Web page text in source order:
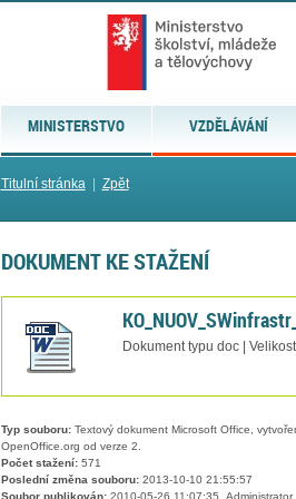
MINISTERSTVO VZDĚLÁVÁNÍ
Titulní stránka| Zpět
DOKUMENT KE STAŽENÍ
Dokument typu doc |
Typ souboru:Textový dokument Microsoft Office,
OpenOffice.org od verze 2.
Počet stažení:571
Poslední změna souboru:2013-10-10 21:55:57